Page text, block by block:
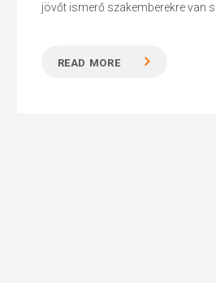
jövőt ismerő szakemberekre van
READ MORE